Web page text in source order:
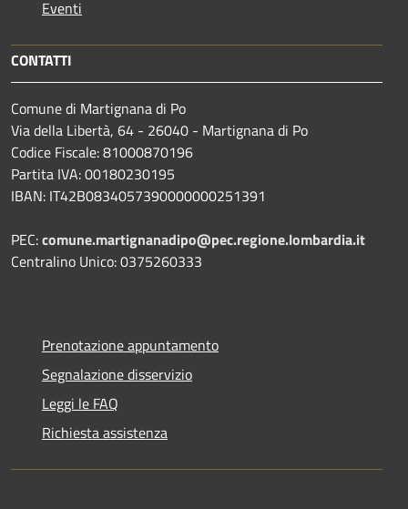
Eventi
CONTATTI
Comune di Martignana di Po
Via della Libertà, 64 - 26040 - Martignana di Po
Codice Fiscale: 81000870196
Partita IVA: 00180230195
IBAN: IT42B0834057390000000251391
PEC:comune.martignanadipo@pec.regione.lombardia.it
Centralino Unico: 0375260333
Prenotazione appuntamento
Segnalazione disservizio
Leggi le FAQ
Richiesta assistenza